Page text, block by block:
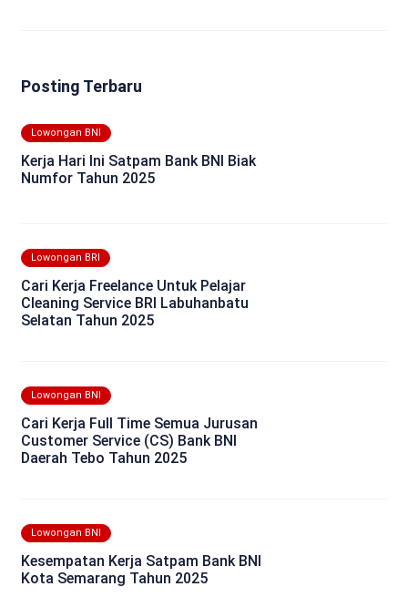
Posting Terbaru
Lowongan BNI
Kerja Hari Ini Satpam Bank BNI Biak
Numfor Tahun 2025
Lowongan BRI
Cari Kerja Freelance Untuk Pelajar
Cleaning Service BRI Labuhanbatu
Selatan Tahun 2025
Lowongan BNI
Cari Kerja Full Time Semua Jurusan
Customer Service (CS) Bank BNI
Daerah Tebo Tahun 2025
Lowongan BNI
Kesempatan Kerja Satpam Bank BNI
Kota Semarang Tahun 2025